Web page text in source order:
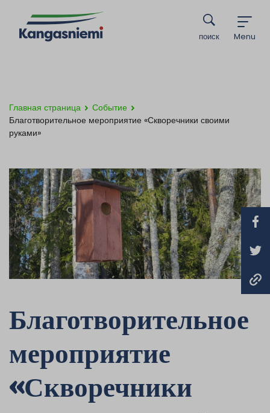
Menu
поиск
Главная страница
Событие
Благотворительное мероприятие «Скворечники своими
руками»
Благотворительное
мероприятие
«Скворечники